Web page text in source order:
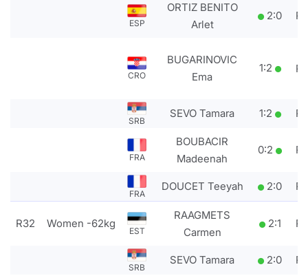
ESP
ORTIZ BENITO
Arlet
2:0
CRO
BUGARINOVIC
Ema
1:2
SRB
SEVO Tamara 1:2
FRA
BOUBACIR
Madeenah
0:2
FRA
DOUCET Teeyah 2:0
R32 Women -62kg
EST
RAAGMETS
Carmen
2:1
SRB
SEVO Tamara 2:0